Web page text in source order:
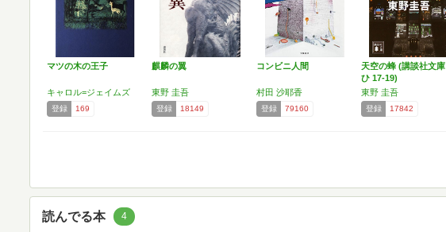
マツの木の王子
キャロル=ジェイムズ
登録 169
麒麟の翼
東野 圭吾
登録 18149
コンビニ人間
村田 沙耶香
登録 79160
天空の蜂 (講談社文庫
ひ 17-19)
東野 圭吾
登録 17842
読んでる本 4